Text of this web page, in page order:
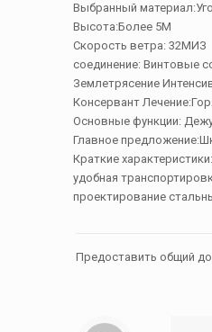
Выбранный
Высота:Более 5М
Скорость ветра: 32МИЗ
соединение: Винтовые
Землетрясение
Консервант
Основные функции:
Главное
Краткие
удобная
проектирование
Предоставить общий